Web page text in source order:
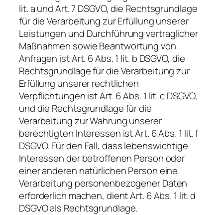
lit. a und Art. 7 DSGVO, die Rechtsgrundlage
für die Verarbeitung zur Erfüllung unserer
Leistungen und Durchführung vertraglicher
Maßnahmen sowie Beantwortung von
Anfragen ist Art. 6 Abs. 1 lit. b DSGVO, die
Rechtsgrundlage für die Verarbeitung zur
Erfüllung unserer rechtlichen
Verpflichtungen ist Art. 6 Abs. 1 lit. c DSGVO,
und die Rechtsgrundlage für die
Verarbeitung zur Wahrung unserer
berechtigten Interessen ist Art. 6 Abs. 1 lit. f
DSGVO. Für den Fall, dass lebenswichtige
Interessen der betroffenen Person oder
einer anderen natürlichen Person eine
Verarbeitung personenbezogener Daten
erforderlich machen, dient Art. 6 Abs. 1 lit. d
DSGVO als Rechtsgrundlage.